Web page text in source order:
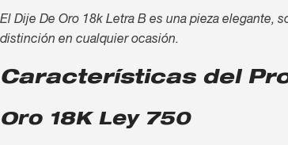
El Dije De Oro 18k Letra B es una pieza elegante,
distinción en cualquier ocasión.
Características del
Oro 18K Ley 750